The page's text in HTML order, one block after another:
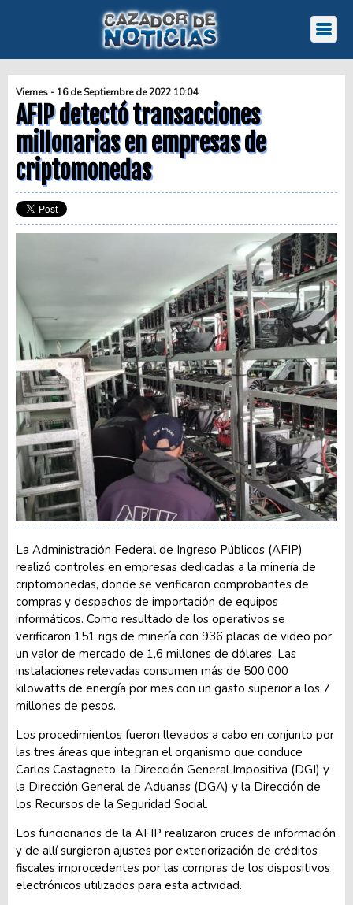
Viernes - 16 de Septiembre de 2022 10:04
AFIP detectó transacciones
millonarias en empresas de
criptomonedas
La Administración Federal de Ingreso Públicos (AFIP)
realizó controles en empresas dedicadas a la minería de
criptomonedas, donde se verificaron comprobantes de
compras y despachos de importación de equipos
informáticos. Como resultado de los operativos se
verificaron 151 rigs de minería con 936 placas de video por
un valor de mercado de 1,6 millones de dólares. Las
instalaciones relevadas consumen más de 500.000
kilowatts de energía por mes con un gasto superior a los 7
millones de pesos.
Los procedimientos fueron llevados a cabo en conjunto por
las tres áreas que integran el organismo que conduce
Carlos Castagneto, la Dirección General Impositiva (DGI) y
la Dirección General de Aduanas (DGA) y la Dirección de
los Recursos de la Seguridad Social.
Los funcionarios de la AFIP realizaron cruces de información
y de allí surgieron ajustes por exteriorización de créditos
fiscales improcedentes por las compras de los dispositivos
electrónicos utilizados para esta actividad.